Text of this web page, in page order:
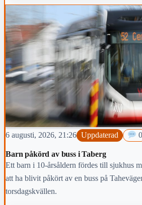
6 augusti, 2026, 21:26 Uppdaterad 0
Barn påkörd av buss i Taberg
Ett barn i 10-årsåldern fördes till sjukhus
att ha blivit påkört av en buss på
torsdagskvällen.